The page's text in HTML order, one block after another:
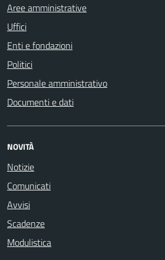
Aree amministrative
Uffici
Enti e fondazioni
Politici
Personale amministrativo
Documenti e dati
NOVITÀ
Notizie
Comunicati
Avvisi
Scadenze
Modulistica